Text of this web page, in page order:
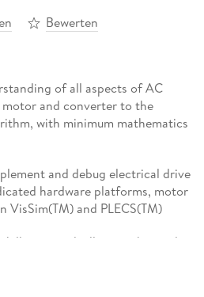
Bewerten
of all aspects of AC
and converter to the
with minimum mathematics
and debug electrical drive
hardware platforms, motor
and PLECS(TM)
required, allowing the reader
real-time control of a safe